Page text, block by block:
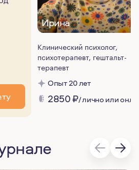
Ирина
Клинический психолог,
психотерапевт, гештальт-
терапевт
Опыт 20 лет
2850₽/ лично или